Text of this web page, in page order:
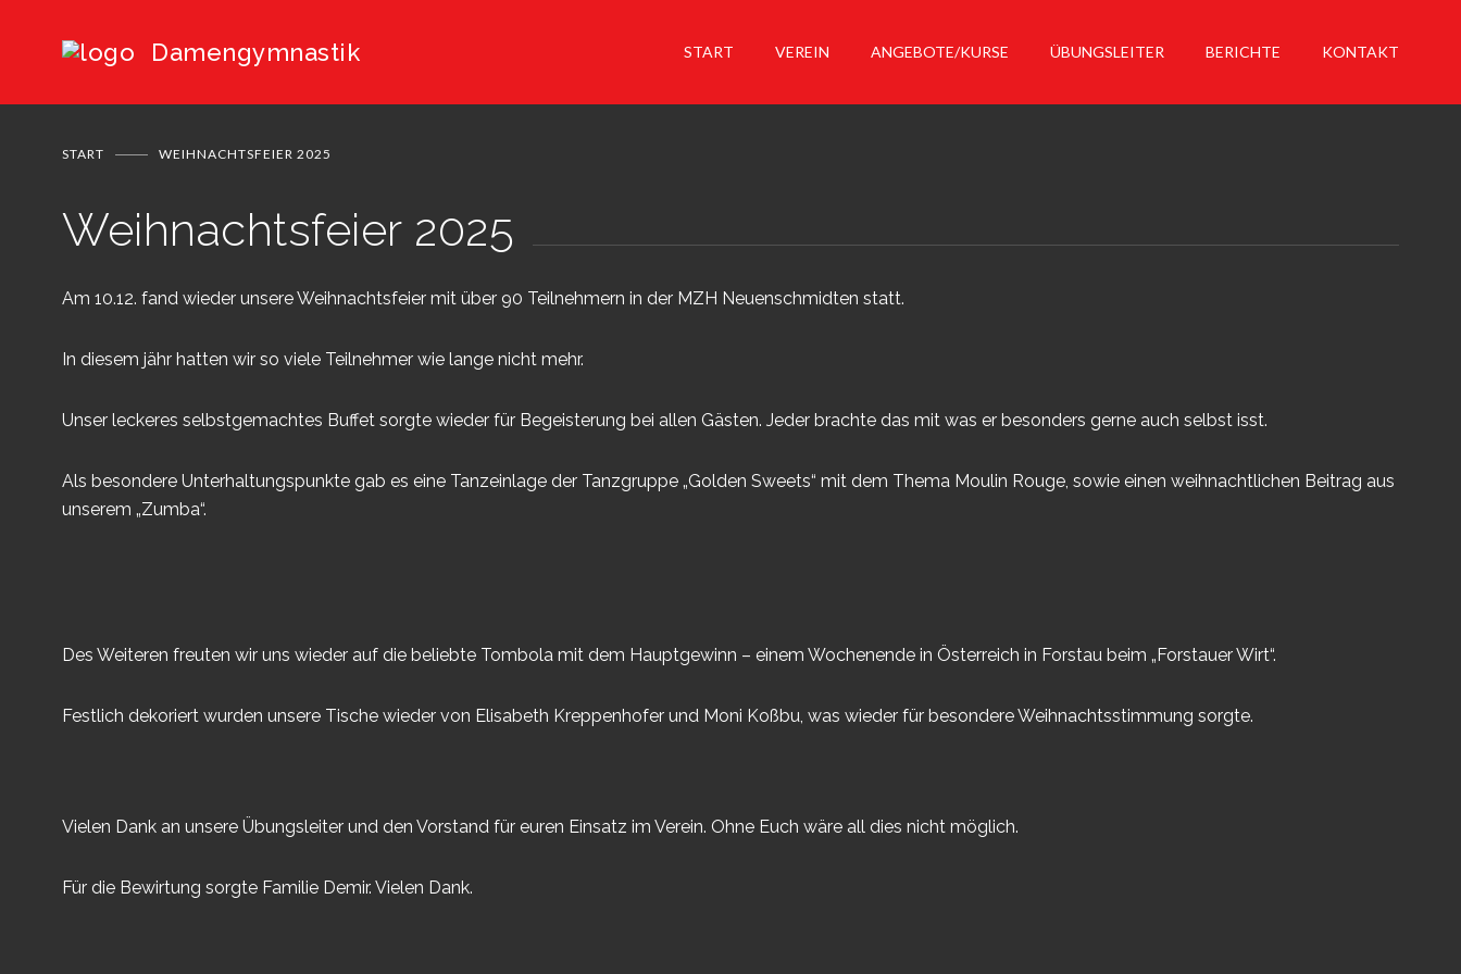
Damengymnastik START VEREIN ANGEBOTE/KURSE ÜBUNGSLEITER BERICHTE KONTAKT
START WEIHNACHTSFEIER 2025
Weihnachtsfeier 2025
Am 10.12. fand wieder unsere Weihnachtsfeier mit über 90 Teilnehmern in der MZH Neuenschmidten statt.
In diesem jähr hatten wir so viele Teilnehmer wie lange nicht mehr.
Unser leckeres selbstgemachtes Buffet sorgte wieder für Begeisterung bei allen Gästen. Jeder brachte das mit was er besonders gerne auch selbst isst.
Als besondere Unterhaltungspunkte gab es eine Tanzeinlage der Tanzgruppe „Golden Sweets“ mit dem Thema Moulin Rouge, sowie einen weihnachtlichen Beitrag aus
unserem „Zumba“.
Des Weiteren freuten wir uns wieder auf die beliebte Tombola mit dem Hauptgewinn – einem Wochenende in Österreich in Forstau beim „Forstauer Wirt“.
Festlich dekoriert wurden unsere Tische wieder von Elisabeth Kreppenhofer und Moni Koßbu, was wieder für besondere Weihnachtsstimmung sorgte.
Vielen Dank an unsere Übungsleiter und den Vorstand für euren Einsatz im Verein. Ohne Euch wäre all dies nicht möglich.
Für die Bewirtung sorgte Familie Demir. Vielen Dank.